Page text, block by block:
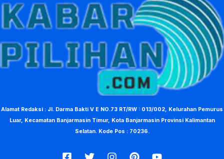
Alamat Redaksi : Jl. Darma Bakti V E NO.73 RT/RW : 013/002, Kelurahan Pemurus
Luar, Kecamatan Banjarmasin Timur, Kota Banjarmasin Provinsi Kalimantan
Selatan. Kode Pos : 70236.